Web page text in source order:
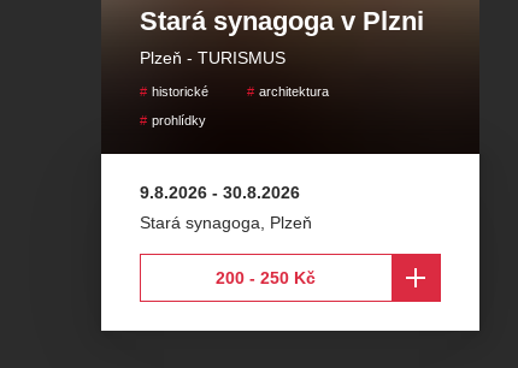
Stará synagoga v Plzni
Plzeň - TURISMUS
historické
architektura
prohlídky
9.8.2026 - 30.8.2026
Stará synagoga
Plzeň
200 - 250 Kč